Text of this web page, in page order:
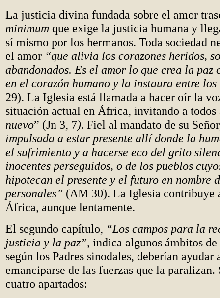
La justicia divina fundada sobre el amor
minimum que exige la justicia humana y
sí mismo por los hermanos. Toda sociedad
el amor “que alivia los corazones heridos,
abandonados. Es el amor lo que crea la paz
en el corazón humano y la instaura entre los
29). La Iglesia está llamada a hacer oír la
situación actual en África, invitando a todos
nuevo” (Jn 3, 7). Fiel al mandato de su
impulsada a estar presente allí donde la
el sufrimiento y a hacerse eco del grito
inocentes perseguidos, o de los pueblos
hipotecan el presente y el futuro en nombre
personales” (AM 30). La Iglesia contribuye
África, aunque lentamente.
El segundo capítulo, “Los campos para la
justicia y la paz”, indica algunos ámbitos
según los Padres sinodales, deberían ayudar
emanciparse de las fuerzas que la paralizan.
cuatro apartados: